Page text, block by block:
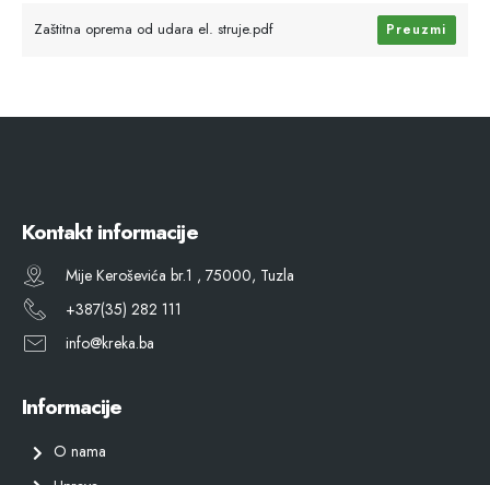
Zaštitna oprema od udara el. struje.pdf Preuzmi
Kontakt informacije
Mije Keroševića br.1 , 75000, Tuzla
+387(35) 282 111
info@kreka.ba
Informacije
O nama